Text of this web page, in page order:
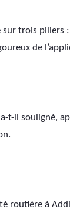
trois piliers
de
t-il souligné,
routière à